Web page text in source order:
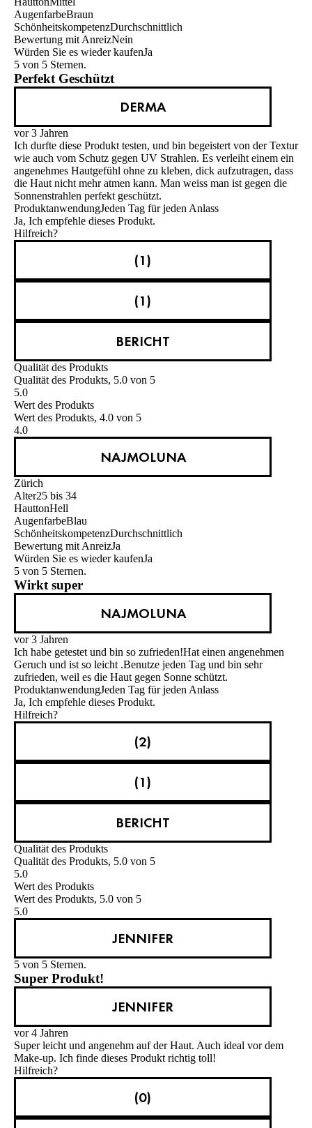
AugenfarbeBraun
SchönheitskompetenzDurchschnittlich
Bewertung mit AnreizNein
Würden Sie es wieder kaufenJa
5 von 5 Sternen.
Perfekt Geschützt
DERMA
vor 3 Jahren
Ich durfte diese Produkt testen, und bin begeistert von der Textur
wie auch vom Schutz gegen UV Strahlen. Es verleiht einem ein
angenehmes Hautgefühl ohne zu kleben, dick aufzutragen, dass
die Haut nicht mehr atmen kann. Man weiss man ist gegen die
Sonnenstrahlen perfekt geschützt.
ProduktanwendungJeden Tag für jeden Anlass
Ja, Ich empfehle dieses Produkt.
Hilfreich?
(1)
(1)
BERICHT
Qualität des Produkts
Qualität des Produkts, 5.0 von 5
5.0
Wert des Produkts
Wert des Produkts, 4.0 von 5
4.0
NAJMOLUNA
Zürich
Alter25 bis 34
HauttonHell
AugenfarbeBlau
SchönheitskompetenzDurchschnittlich
Bewertung mit AnreizJa
Würden Sie es wieder kaufenJa
5 von 5 Sternen.
Wirkt super
NAJMOLUNA
vor 3 Jahren
Ich habe getestet und bin so zufrieden!Hat einen angenehmen
Geruch und ist so leicht .Benutze jeden Tag und bin sehr
zufrieden, weil es die Haut gegen Sonne schützt.
ProduktanwendungJeden Tag für jeden Anlass
Ja, Ich empfehle dieses Produkt.
Hilfreich?
(2)
(1)
BERICHT
Qualität des Produkts
Qualität des Produkts, 5.0 von 5
5.0
Wert des Produkts
Wert des Produkts, 5.0 von 5
5.0
JENNIFER
5 von 5 Sternen.
Super Produkt!
JENNIFER
vor 4 Jahren
Super leicht und angenehm auf der Haut. Auch ideal vor dem
Make-up. Ich finde dieses Produkt richtig toll!
Hilfreich?
(0)